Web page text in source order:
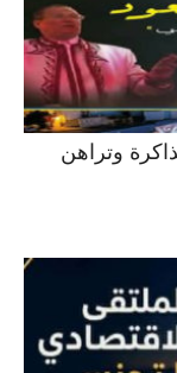
وتراهن